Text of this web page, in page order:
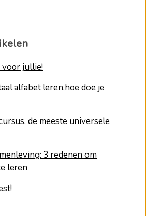
voor jullie!
alfabet leren,hoe doe je
de meeste universele
3 redenen om
leren